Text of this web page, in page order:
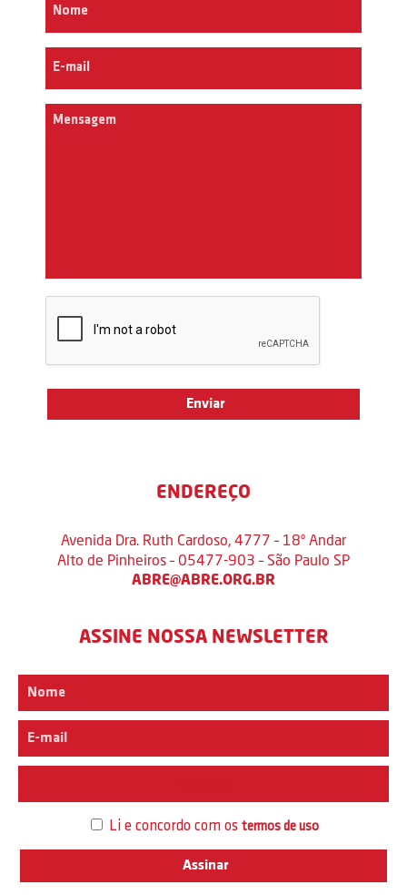
ENDEREÇO
Avenida Dra. Ruth Cardoso, 4777 – 18º Andar
Alto de Pinheiros – 05477-903 – São Paulo SP
ABRE@ABRE.ORG.BR
ASSINE NOSSA NEWSLETTER
Li e concordo com os termos de uso